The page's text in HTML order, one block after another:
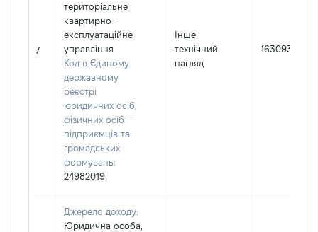
7
територiальне
квартирно-
експлуатацiйне
управлiння
Код в Єдиному
державному
реєстрі
юридичних осіб,
фізичних осіб –
підприємців та
громадських
формувань:
24982019
Інше
технічний
нагляд
163093
Джерело доходу:
Юридична особа,